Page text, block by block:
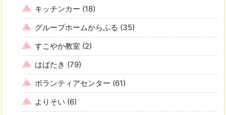
キッチンカー (18)
グループホームからふる (35)
すこやか教室 (2)
はばたき (79)
ボランティアセンター (61)
よりそい (6)